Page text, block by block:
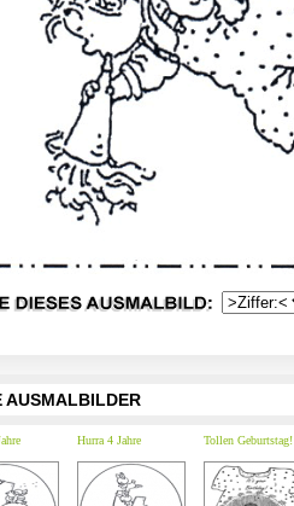
AUSMALBILDER
Hurra 4 Jahre Tollen Geburtstag!